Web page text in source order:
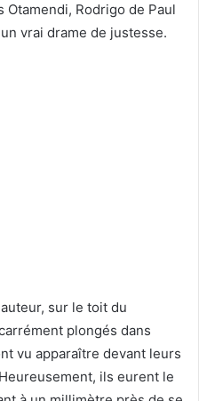
Otamendi, Rodrigo de Paul
vrai drame de justesse.
sur le toit du
plongés dans
vu apparaître devant leurs
ils eurent le